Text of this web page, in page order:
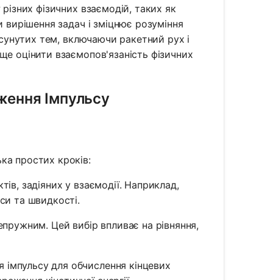
фізичних взаємодій, таких як
задач і зміцнює розуміння
тем, включаючи ракетний рух і
оцінити взаємопов'язаність фізичних
Імпульсу
простих кроків:
задіяних у взаємодії. Наприклад,
та швидкості.
Цей вибір впливає на рівняння,
для обчислення кінцевих